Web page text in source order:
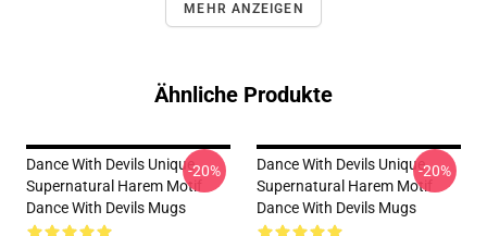
MEHR ANZEIGEN
Ähnliche Produkte
Dance With Devils Unique
Supernatural Harem Motif
Dance With Devils Mugs
-20%
Dance With Devils Unique
Supernatural Harem Motif
Dance With Devils Mugs
-20%